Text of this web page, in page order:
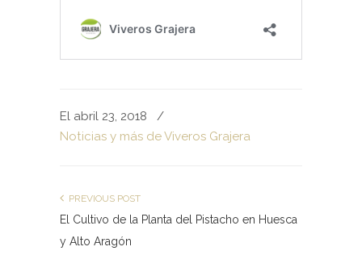
El abril 23, 2018
/
Noticias y más de Viveros Grajera
PREVIOUS POST
El Cultivo de la Planta del Pistacho en Huesca
y Alto Aragón